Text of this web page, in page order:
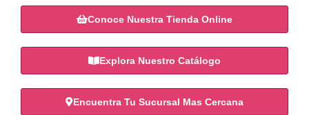
Conoce Nuestra Tienda Online
Explora Nuestro Catálogo
Encuentra Tu Sucursal Mas Cercana